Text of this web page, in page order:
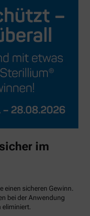
im
einen sicheren Gewinn.
bei der Anwendung